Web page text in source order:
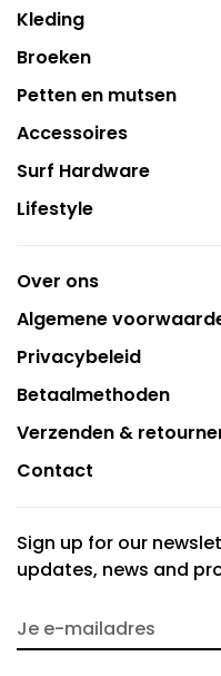
Kleding
Broeken
Petten en mutsen
Accessoires
Surf Hardware
Lifestyle
Over ons
Algemene
Privacybeleid
Betaalmethoden
Verzenden &
Contact
Sign up for our
updates, news and